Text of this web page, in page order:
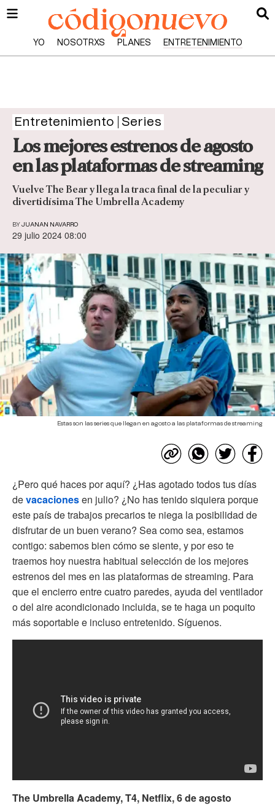
YO NOSOTRXS PLANES ENTRETENIMIENTO
Entretenimiento Series
Los mejores estrenos de agosto
en las plataformas de streaming
Vuelve The Bear y llega la traca final de la peculiar y
divertidísima The Umbrella Academy
BY JUANAN NAVARRO
29 julio 2024 08:00
Estas son las series que llegan en agosto a las plataformas de streaming
¿Pero qué haces por aquí? ¿Has agotado todos tus días
devacacionesen julio? ¿No has tenido siquiera porque
este país de trabajos precarios te niega la posibilidad de
disfrutar de un buen verano? Sea como sea, estamos
contigo: sabemos bien cómo se siente, y por eso te
traemos hoy nuestra habitual selección de los mejores
estrenos del mes en las plataformas de streaming. Para
que el encierro entre cuatro paredes, ayuda del ventilador
o del aire acondicionado incluida, se te haga un poquito
más soportable e incluso entretenido. Síguenos.
The Umbrella Academy, T4, Netflix, 6 de agosto